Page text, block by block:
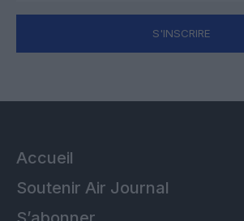
S'INSCRIRE
Accueil
Soutenir Air Journal